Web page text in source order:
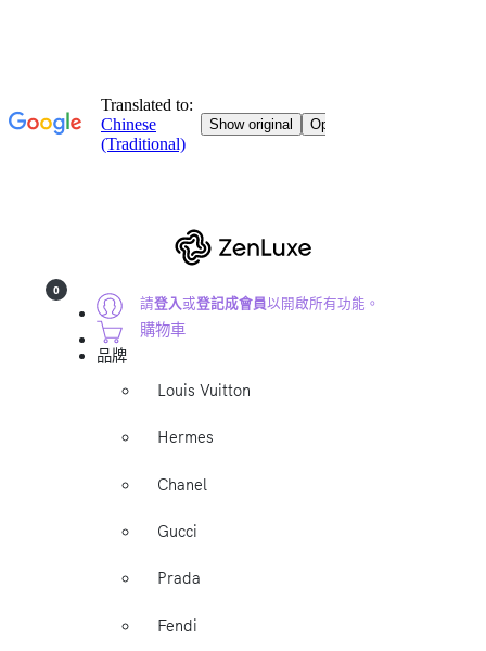
請登入或登記成會員以開啟所有功能。
0
購物車
品牌
Louis Vuitton
Hermes
Chanel
Gucci
Prada
Fendi